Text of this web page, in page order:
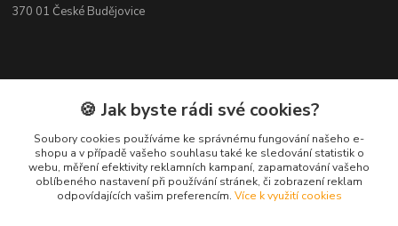
370 01 České Budějovice
Kontakt
Pavel Šedivý
+420 602 148 895
Pracovní doba PO - PÁ: 8,00-16,30
🍪 Jak byste rádi své cookies?
Soubory cookies používáme ke správnému fungování našeho e-
shopu a v případě vašeho souhlasu také ke sledování statistik o
webu, měření efektivity reklamních kampaní, zapamatování vašeho
oblíbeného nastavení při používání stránek, či zobrazení reklam
odpovídajících vašim preferencím. Více k využití cookies